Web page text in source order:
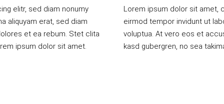
elitr, sed diam nonumy
aliquyam erat, sed diam
et ea rebum. Stet clita
ipsum dolor sit amet.
elitr, sed diam nonumy
aliquyam erat, sed diam
et ea rebum. Stet clita
kasd gubergren, no sea